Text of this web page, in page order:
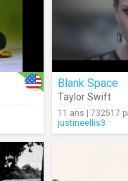
Blank Space
Taylor Swift
11 ans | 732517
justineellis3